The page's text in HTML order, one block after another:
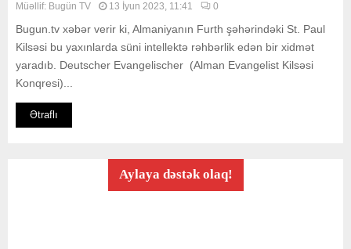
Müəllif: Bugün TV 13 İyun 2023, 11:41 0
Bugun.tv xəbər verir ki, Almaniyanın Furth şəhərindəki St. Paul
Kilsəsi bu yaxınlarda süni intellektə rəhbərlik edən bir xidmət
yaradıb. Deutscher Evangelischer (Alman Evangelist Kilsəsi
Konqresi)...
Ətraflı
Aylaya dəstək olaq!